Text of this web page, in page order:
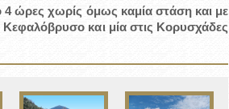
ώρες χωρίς όμως καμία στάση και με
και μία στις Κορυσχάδες